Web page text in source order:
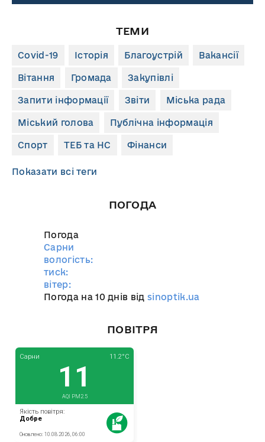
ТЕМИ
Covid-19 Історія Благоустрій Вакансії
Вітання Громада Закупівлі
Запити інформації Звіти Міська рада
Міський голова Публічна інформація
Спорт ТЕБ та НС Фінанси
Показати всі теги
ПОГОДА
Погода
Сарни
вологість:
тиск:
вітер:
Погода на 10 днів відsinoptik.ua
ПОВІТРЯ